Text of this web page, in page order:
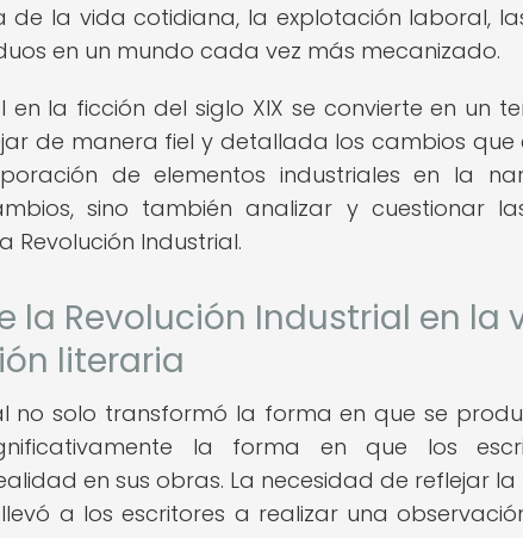
de la vida cotidiana, la explotación laboral,
en un mundo cada vez más mecanizado.
en la ficción del siglo XIX se convierte en un
de manera fiel y detallada los cambios
de elementos industriales en la
sino también analizar y cuestionar
Revolución Industrial.
la Revolución Industrial en la
literaria
no solo transformó la forma en que se
la forma en que los
en sus obras. La necesidad de reflejar
a los escritores a realizar una